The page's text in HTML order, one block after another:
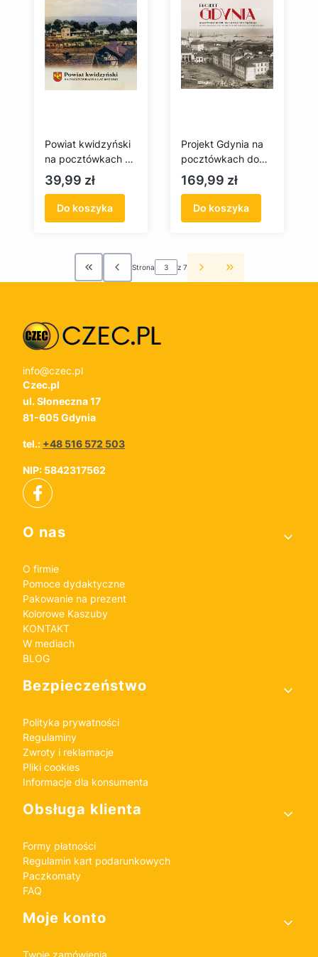
Powiat kwidzyński
na pocztówkach z
lat 1895–1945
Cena
39,99 zł
Do koszyka
Projekt Gdynia na
pocztówkach do
1945 roku z
kolekcji Piotra
Popińskiego
Cena
169,99 zł
Do koszyka
Wróć do pierwszej strony z produktami
Strona z 7 Przejdź do
info@czec.pl
Czec.pl
ul. Słoneczna 17
81-605 Gdynia
tel.: +48 516 572 503
NIP: 5842317562
Linki w stopce
O nas
O firmie
Pomoce dydaktyczne
Pakowanie na prezent
Kolorowe Kaszuby
KONTAKT
W mediach
BLOG
Bezpieczeństwo
Polityka prywatności
Regulaminy
Zwroty i reklamacje
Pliki cookies
Informacje dla konsumenta
Obsługa klienta
Formy płatności
Regulamin kart podarunkowych
Paczkomaty
FAQ
Moje konto
Twoje zamówienia